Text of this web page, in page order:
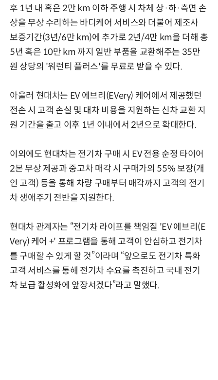
후 1년 내 혹은 2만 km 이하 주행 시 차체 상·하·측면 손
상을 무상 수리하는 바디케어 서비스와 더불어 제조사
보증기간(3년/6만 km)에 추가로 2년/4만 km을 더해 총
5년 혹은 10만 km 까지 일반 부품을 교환해주는 35만
원 상당의 '워런티 플러스'를 무료로 받을 수 있다.
아울러 현대차는 EV 에브리(EVery) 케어에서 제공했던
전손 시 고객 손실 및 대차 비용을 지원하는 신차 교환 지
원 기간을 출고 이후 1년 이내에서 2년으로 확대한다.
이외에도 현대차는 전기차 구매 시 EV 전용 순정 타이어
2본 무상 제공과 중고차 매각 시 구매가의 55% 보장(개
인 고객) 등을 통해 차량 구매부터 매각까지 고객의 전기
차 생애주기 전반을 지원한다.
현대차 관계자는 “전기차 라이프를 책임질 'EV 에브리(E
Very) 케어 +' 프로그램을 통해 고객이 안심하고 전기차
를 구매할 수 있게 할 것”이라며 “앞으로도 전기차 특화
고객 서비스를 통해 전기차 수요를 촉진하고 국내 전기
차 보급 활성화에 앞장서겠다”라고 말했다.